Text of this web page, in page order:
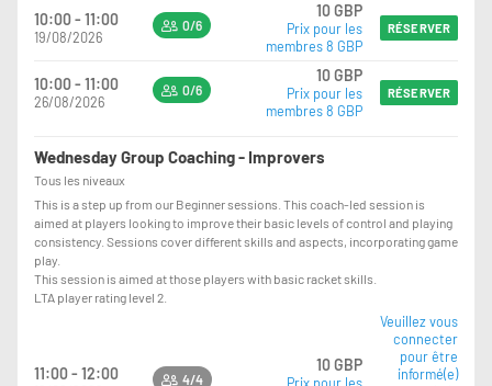
10:00 - 11:00
19/08/2026
0/6
10 GBP
Prix pour les
membres 8 GBP
RÉSERVER
10:00 - 11:00
26/08/2026
0/6
10 GBP
Prix pour les
membres 8 GBP
RÉSERVER
Wednesday Group Coaching - Improvers
Tous les niveaux
This is a step up from our Beginner sessions. This coach-led session is
aimed at players looking to improve their basic levels of control and playing
consistency. Sessions cover different skills and aspects, incorporating game
play.
This session is aimed at those players with basic racket skills.
LTA player rating level 2.
11:00 - 12:00 4/4
10 GBP
Veuillez vous
connecter
pour être
informé(e)